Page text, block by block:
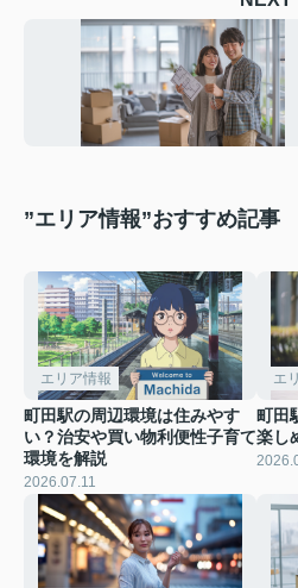
”エリア情報”おすすめ記事
エリア情報
町田駅の周辺環境は住みやす
い？治安や買い物利便性子育て
環境を解説
2026.07.11
エ
町田
楽し